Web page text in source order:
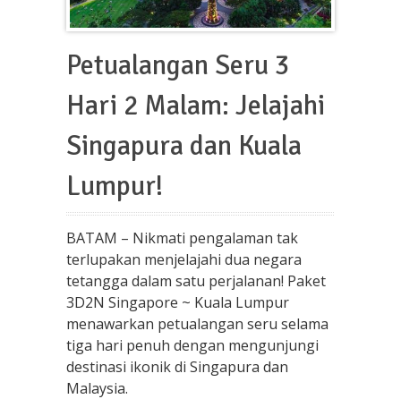
Petualangan Seru 3
Hari 2 Malam: Jelajahi
Singapura dan Kuala
Lumpur!
BATAM – Nikmati pengalaman tak
terlupakan menjelajahi dua negara
tetangga dalam satu perjalanan! Paket
3D2N Singapore ~ Kuala Lumpur
menawarkan petualangan seru selama
tiga hari penuh dengan mengunjungi
destinasi ikonik di Singapura dan
Malaysia.